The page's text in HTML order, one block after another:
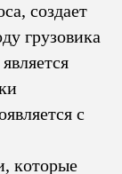
создает
грузовика
с
которые